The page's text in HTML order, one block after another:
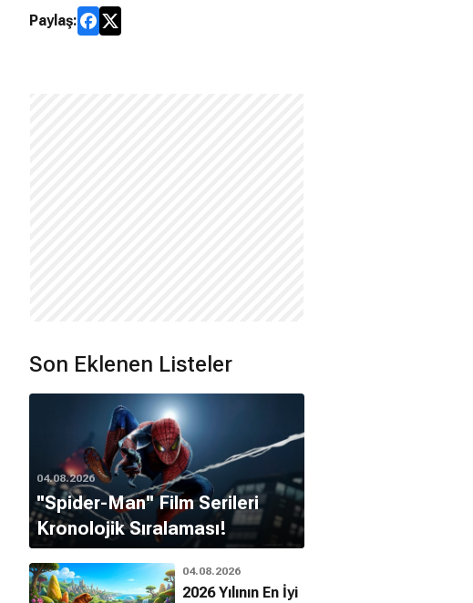
Paylaş:
Son Eklenen Listeler
04.08.2026
''Spider-Man'' Film Serileri
Kronolojik Sıralaması!
04.08.2026
2026 Yılının En İyi